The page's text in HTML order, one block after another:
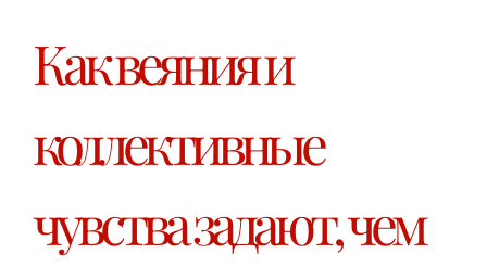
Как веяния и
коллективные
чувства задают, чем